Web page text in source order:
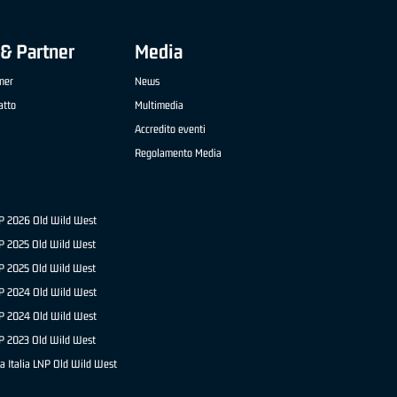
Partner Media
News
Multimedia
Accredito eventi
Regolamento Media
2026 Old Wild West
2025 Old Wild West
2025 Old Wild West
2024 Old Wild West
2024 Old Wild West
2023 Old Wild West
Italia LNP Old Wild West